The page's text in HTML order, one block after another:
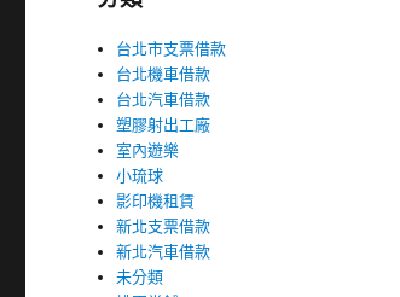
台北市支票借款
台北機車借款
台北汽車借款
塑膠射出工廠
室內遊樂
小琉球
影印機租賃
新北支票借款
新北汽車借款
未分類